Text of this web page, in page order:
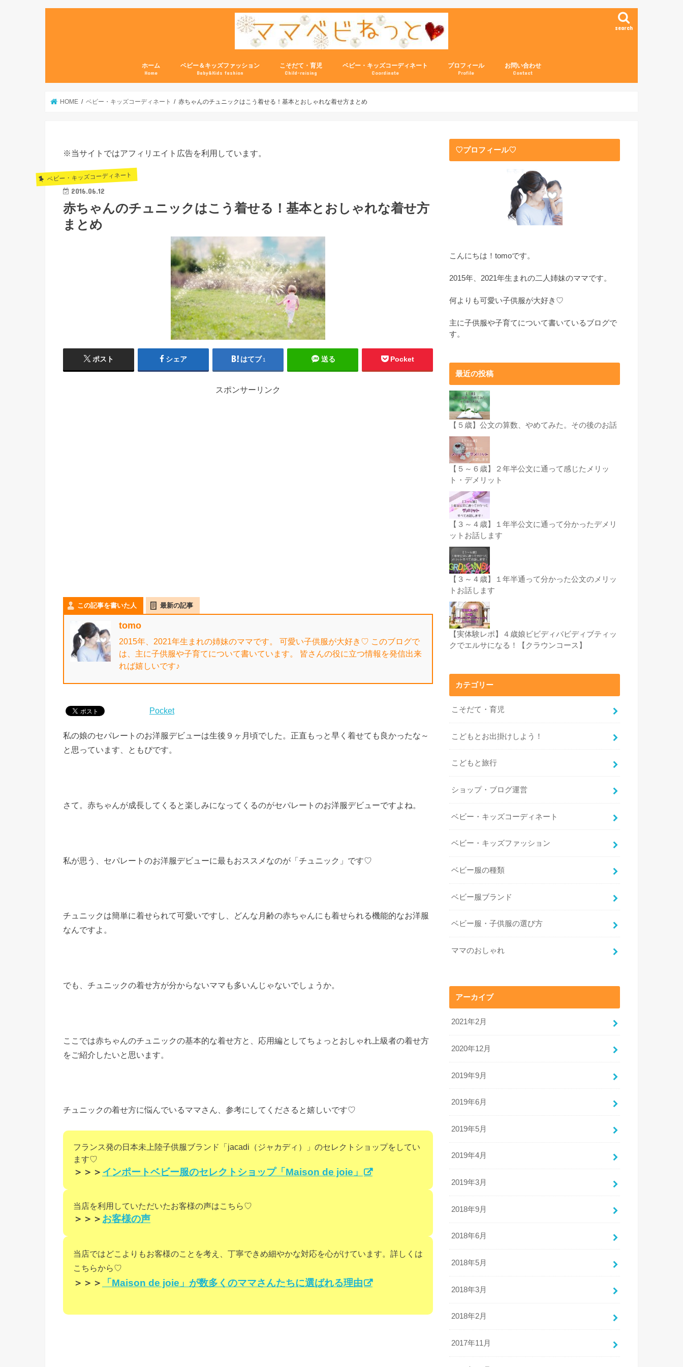
search
ホーム
Home
ベビー＆キッズファッション
Baby&Kids fashion
こそだて・育児
Child-raising
ベビー・キッズコーディネート
Coordinate
プロフィール
Profile
お問い合わせ
Contact
HOME ベビー・キッズコーディネート 赤ちゃんのチュニックはこう着せる！基本とおしゃれな着せ方まとめ
※当サイトではアフィリエイト広告を利用しています。
ベビー・キッズコーディネート
2016.06.12
赤ちゃんのチュニックはこう着せる！基本とおしゃれな着せ方
まとめ
ポスト シェア はてブ 1 送る Pocket
スポンサーリンク
この記事を書いた人 最新の記事
tomo
2015年、2021年生まれの姉妹のママです。 可愛い子供服が大好き♡ このブログで
は、主に子供服や子育てについて書いています。 皆さんの役に立つ情報を発信出来
れば嬉しいです♪
Pocket
私の娘のセパレートのお洋服デビューは生後９ヶ月頃でした。正直もっと早く着せても良かったな～
と思っています、ともぴです。
さて。赤ちゃんが成長してくると楽しみになってくるのがセパレートのお洋服デビューですよね。
私が思う、セパレートのお洋服デビューに最もおススメなのが「チュニック」です♡
チュニックは簡単に着せられて可愛いですし、どんな月齢の赤ちゃんにも着せられる機能的なお洋服
なんですよ。
でも、チュニックの着せ方が分からないママも多いんじゃないでしょうか。
ここでは赤ちゃんのチュニックの基本的な着せ方と、応用編としてちょっとおしゃれ上級者の着せ方
をご紹介したいと思います。
チュニックの着せ方に悩んでいるママさん、参考にしてくださると嬉しいです♡
フランス発の日本未上陸子供服ブランド「jacadi（ジャカディ）」のセレクトショップをしてい
ます♡
＞＞＞ インポートベビー服のセレクトショップ「Maison de joie」
当店を利用していただいたお客様の声はこちら♡
＞＞＞ お客様の声
当店ではどこよりもお客様のことを考え、丁寧できめ細やかな対応を心がけています。詳しくは
こちらから♡
＞＞＞ 「Maison de joie」が数多くのママさんたちに選ばれる理由
♡プロフィール♡
こんにちは！tomoです。
2015年、2021年生まれの二人姉妹のママです。
何よりも可愛い子供服が大好き♡
主に子供服や子育てについて書いているブログで
す。
最近の投稿
【５歳】公文の算数、やめてみた。その後のお話
【５～６歳】２年半公文に通って感じたメリッ
ト・デメリット
【３～４歳】１年半公文に通って分かったデメリ
ットお話します
【３～４歳】１年半通って分かった公文のメリッ
トお話します
【実体験レポ】４歳娘ビビディバビディブティッ
クでエルサになる！【クラウンコース】
カテゴリー
こそだて・育児
こどもとお出掛けしよう！
こどもと旅行
ショップ・ブログ運営
ベビー・キッズコーディネート
ベビー・キッズファッション
ベビー服の種類
ベビー服ブランド
ベビー服・子供服の選び方
ママのおしゃれ
アーカイブ
2021年2月
2020年12月
2019年9月
2019年6月
2019年5月
2019年4月
2019年3月
2018年9月
2018年6月
2018年5月
2018年3月
2018年2月
2017年11月